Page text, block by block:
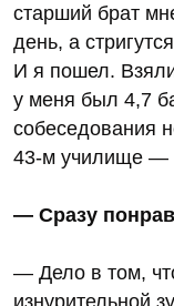
старший брат
день, а
И я пошел.
у меня был 4,7
собеседования
43-м училище —
— Сразу
— Дело в том,
изнурительной